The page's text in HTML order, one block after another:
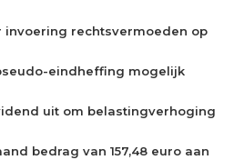
invoering rechtsvermoeden op
eindheffing mogelijk
uit om belastingverhoging
bedrag van 157,48 euro aan